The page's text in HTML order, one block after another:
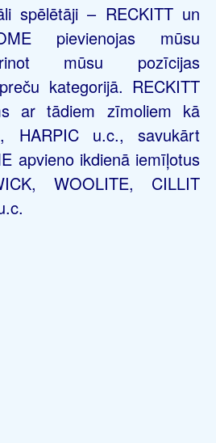
spēlētāji – RECKITT un
pievienojas mūsu
mūsu pozīcijas
kategorijā. RECKITT
ar tādiem zīmoliem kā
HARPIC u.c., savukārt
apvieno ikdienā iemīļotus
WOOLITE, CILLIT